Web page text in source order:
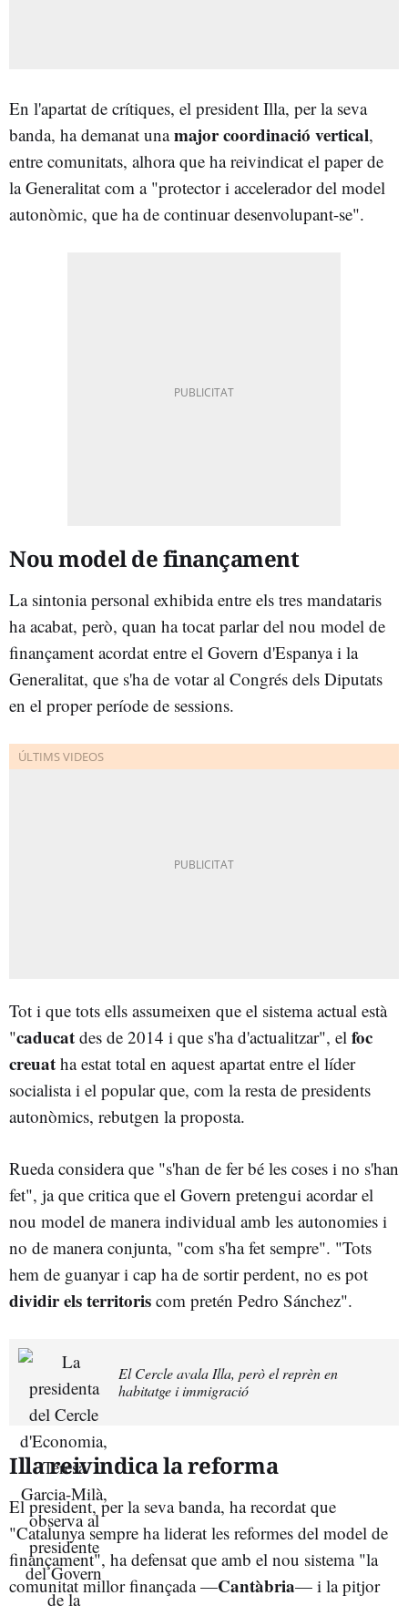
En l'apartat de crítiques, el president Illa, per la seva
banda, ha demanat unamajor coordinació vertical,
entre comunitats, alhora que ha reivindicat el paper de
la Generalitat com a "protector i accelerador del model
autonòmic, que ha de continuar desenvolupant-se".
Nou model de finançament
La sintonia personal exhibida entre els tres mandataris
ha acabat, però, quan ha tocat parlar del nou model de
finançament acordat entre el Govern d'Espanya i la
Generalitat, que s'ha de votar al Congrés dels Diputats
en el proper període de sessions.
Tot i que tots ells assumeixen que el sistema actual està
"caducat des de 2014 i que s'ha d'actualitzar", el foc
creuat ha estat total en aquest apartat entre el líder
socialista i el popular que, com la resta de presidents
autonòmics, rebutgen la proposta.
Rueda considera que "s'han de fer bé les coses i no s'han
fet", ja que critica que el Govern pretengui acordar el
nou model de manera individual amb les autonomies i
no de manera conjunta, "com s'ha fet sempre". "Tots
hem de guanyar i cap ha de sortir perdent, no es pot
dividir els territoris com pretén Pedro Sánchez".
El Cercle avala Illa, però el reprèn en
habitatge i immigració
Illa reivindica la reforma
El president, per la seva banda, ha recordat que
"Catalunya sempre ha liderat les reformes del model de
finançament", ha defensat que amb el nou sistema "la
comunitat millor finançada —Cantàbria— i la pitjor